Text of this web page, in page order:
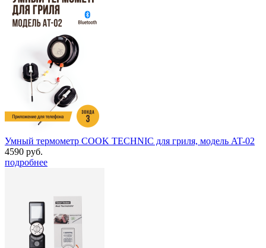
Умный термометр COOK TECHNIC для гриля, модель AT-02
4590 руб.
подробнее